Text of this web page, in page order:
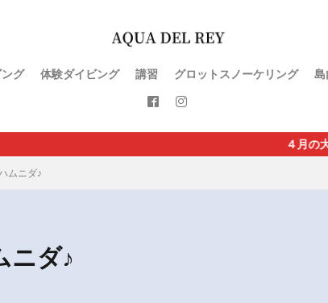
グ 体験ダイビング 講習 グロットスノーケリング 島
４月の大型台
ムニダ♪
ニダ♪